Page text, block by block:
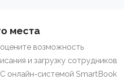
места
возможность
и загрузку сотрудников
онлайн-системой SmartBook